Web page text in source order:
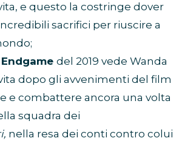
e questo la costringe dover
sacrifici per riuscire a
del 2019 vede Wanda
dopo gli avvenimenti del film
e combattere ancora una volta
squadra dei
nella resa dei conti contro colui